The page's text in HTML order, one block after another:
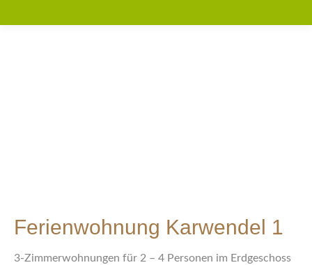
Ferienwohnung Karwendel 1
3-Zimmerwohnungen für 2 – 4 Personen im Erdgeschoss